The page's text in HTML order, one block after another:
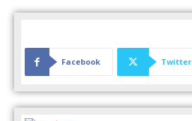
Facebook Twitter